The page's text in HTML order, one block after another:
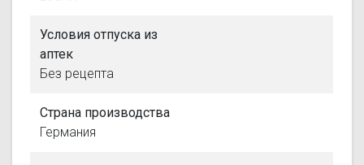
Условия отпуска из
аптек
Без рецепта
Страна производства
Германия